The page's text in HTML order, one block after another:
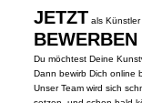
JETZT als Künstler
BEWERBEN
Du möchtest Deine
Dann bewirb Dich online
Unser Team wird sich